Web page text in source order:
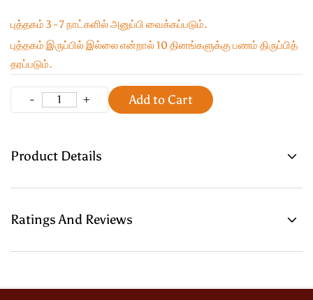
புத்தகம் 3 - 7 நாட்களில் அனுப்பி வைக்கப்படும்.
புத்தகம் இருப்பில் இல்லை என்றால் 10 தினங்களுக்கு பணம் திருப்பித்
தரப்படும்.
Add to Cart
Product Details
Ratings And Reviews